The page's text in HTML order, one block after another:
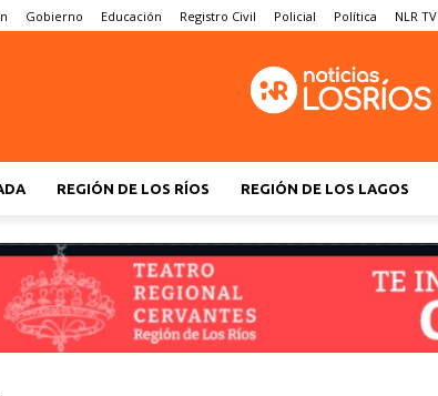
Gobierno Educación Registro Civil Policial Política NLR TV
REGIÓN DE LOS RÍOS REGIÓN DE LOS LAGOS